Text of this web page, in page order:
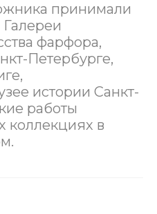
принимали
Галереи
фарфора,
Петербурге,
истории Санкт-
работы
коллекциях в